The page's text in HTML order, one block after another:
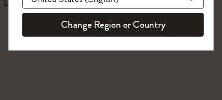
845 プロダクツ
今すぐ会員登録 !
Change Region or Country